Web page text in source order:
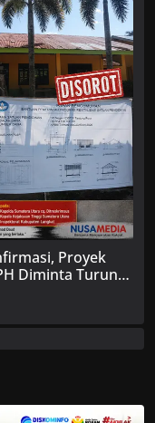
Proyek
Diminta Turun